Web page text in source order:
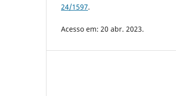
24/1597.
Acesso em: 20 abr. 2023.